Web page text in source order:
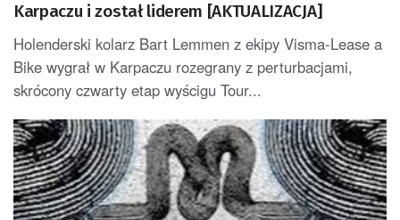
Karpaczu i został liderem [AKTUALIZACJA]
Holenderski kolarz Bart Lemmen z ekipy Visma-Lease a
Bike wygrał w Karpaczu rozegrany z perturbacjami,
skrócony czwarty etap wyścigu Tour...